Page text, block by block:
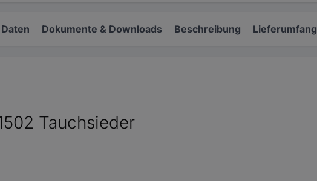
Dokumente & Downloads Beschreibung Lieferumfang
Tauchsieder